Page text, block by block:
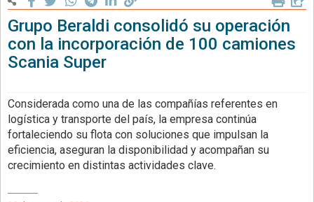
Grupo Beraldi consolidó su operación
con la incorporación de 100 camiones
Scania Super
Considerada como una de las compañías referentes en
logística y transporte del país, la empresa continúa
fortaleciendo su flota con soluciones que impulsan la
eficiencia, aseguran la disponibilidad y acompañan su
crecimiento en distintas actividades clave.